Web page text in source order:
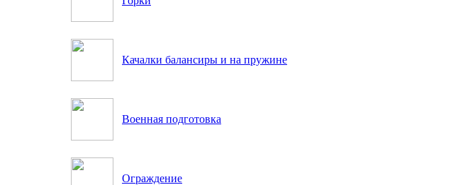
Качалки балансиры и на пружине
Военная подготовка
Ограждение